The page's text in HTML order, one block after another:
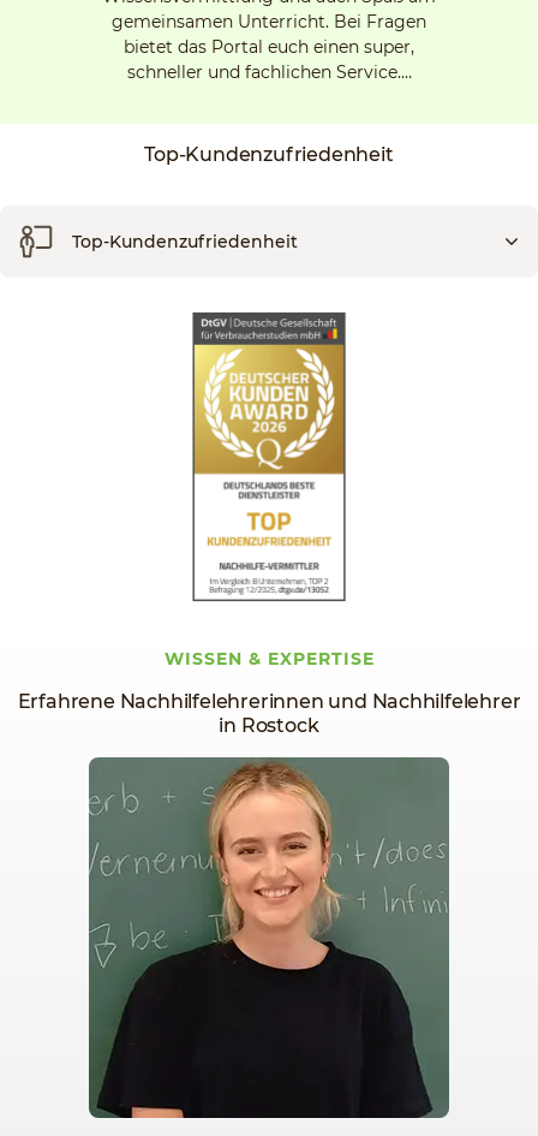
gemeinsamen Unterricht. Bei Fragen
bietet das Portal euch einen super,
schneller und fachlichen Service.…
Top-Kundenzufriedenheit
Top-Kundenzufriedenheit
WISSEN & EXPERTISE
Erfahrene Nachhilfelehrerinnen und Nachhilfelehrer
in Rostock